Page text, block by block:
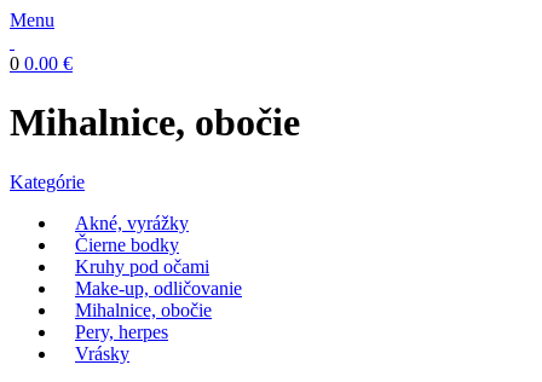
Menu
0 0.00 €
Mihalnice, obočie
Kategórie
Akné, vyrážky
Čierne bodky
Kruhy pod očami
Make-up, odličovanie
Mihalnice, obočie
Pery, herpes
Vrásky